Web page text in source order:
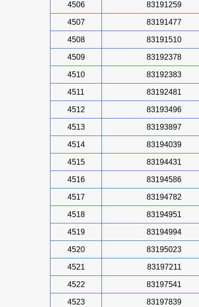
4506 83191259
4507 83191477
4508 83191510
4509 83192378
4510 83192383
4511 83192481
4512 83193496
4513 83193897
4514 83194039
4515 83194431
4516 83194586
4517 83194782
4518 83194951
4519 83194994
4520 83195023
4521 83197211
4522 83197541
4523 83197839